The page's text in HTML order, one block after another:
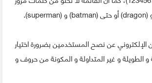
الإلكتروني عن نصح المستخدمين بضرورة اختيار
و الطويلة و غير المتداولة و المكونة من حروف و